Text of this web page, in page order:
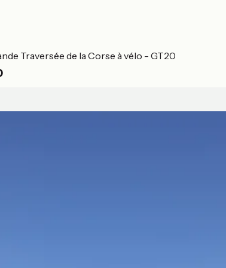
Traversée de la Corse à vélo - GT20